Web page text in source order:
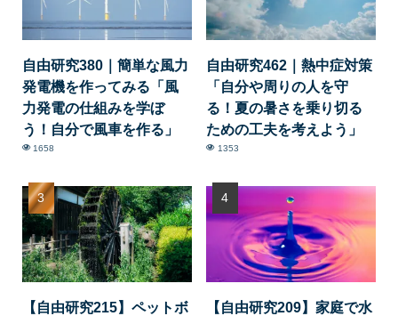
自由研究380｜簡単な風力
発電機を作ってみる「風
力発電の仕組みを学ぼ
う！自分で風車を作る」
1658
自由研究462｜熱中症対策
「自分や周りの人を守
る！夏の暑さを乗り切る
ための工夫を考えよう」
1353
【自由研究215】ペットボ
【自由研究209】家庭で水